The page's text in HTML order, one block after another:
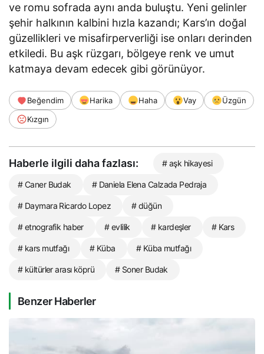
ve romu sofrada aynı anda buluştu. Yeni gelinler
şehir halkının kalbini hızla kazandı; Kars’ın doğal
güzellikleri ve misafirperverliği ise onları derinden
etkiledi. Bu aşk rüzgarı, bölgeye renk ve umut
katmaya devam edecek gibi görünüyor.
Beğendim Harika Haha Vay
Üzgün
Kızgın
Haberle ilgili daha fazlası: # aşk hikayesi
# Caner Budak # Daniela Elena Calzada Pedraja
# Daymara Ricardo Lopez # düğün
# etnografik haber # evlilik # kardeşler # Kars
# kars mutfağı # Küba # Küba mutfağı
# kültürler arası köprü # Soner Budak
Benzer Haberler